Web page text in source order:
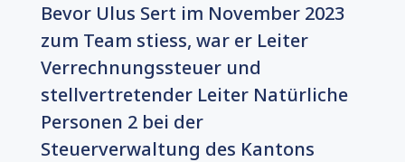
Bevor Ulus Sert im November 2023
zum Team stiess, war er Leiter
Verrechnungssteuer und
stellvertretender Leiter Natürliche
Personen 2 bei der
Steuerverwaltung des Kantons